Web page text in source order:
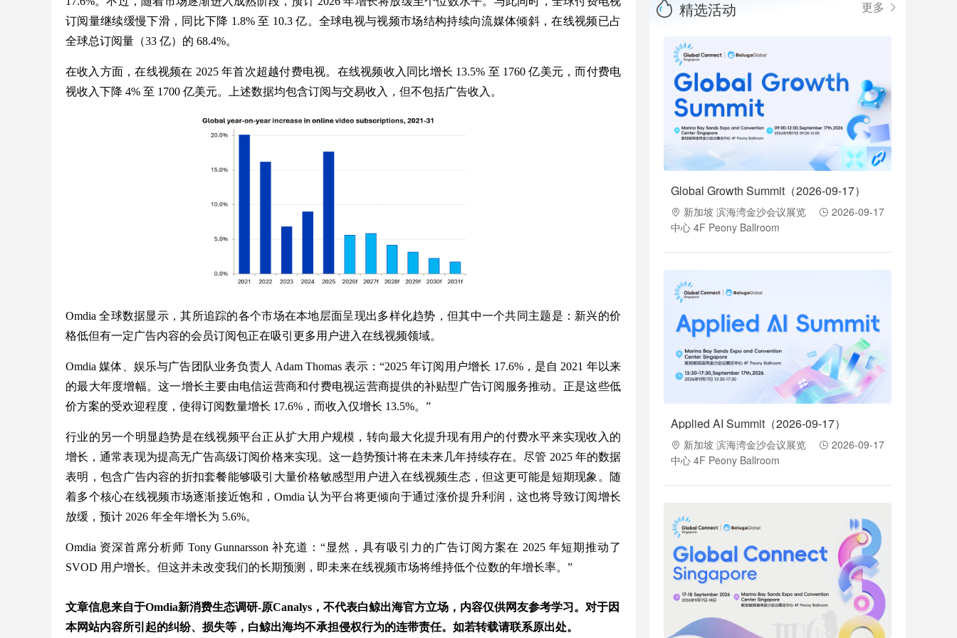
订阅量继续缓慢下滑，同比下降 1.8% 至 10.3 亿。全球电视与视频市场结构持续向流媒体倾斜，在线视频已占
全球总订阅量（33 亿）的 68.4%。
在收入方面，在线视频在 2025 年首次超越付费电视。在线视频收入同比增长 13.5% 至 1760 亿美元，而付费电
视收入下降 4% 至 1700 亿美元。上述数据均包含订阅与交易收入，但不包括广告收入。
Omdia 全球数据显示，其所追踪的各个市场在本地层面呈现出多样化趋势，但其中一个共同主题是：新兴的价
格低但有一定广告内容的会员订阅包正在吸引更多用户进入在线视频领域。
Omdia 媒体、娱乐与广告团队业务负责人 Adam Thomas 表示：“2025 年订阅用户增长 17.6%，是自 2021 年以来
的最大年度增幅。这一增长主要由电信运营商和付费电视运营商提供的补贴型广告订阅服务推动。正是这些低
价方案的受欢迎程度，使得订阅数量增长 17.6%，而收入仅增长 13.5%。”
行业的另一个明显趋势是在线视频平台正从扩大用户规模，转向最大化提升现有用户的付费水平来实现收入的
增长，通常表现为提高无广告高级订阅价格来实现。这一趋势预计将在未来几年持续存在。尽管 2025 年的数据
表明，包含广告内容的折扣套餐能够吸引大量价格敏感型用户进入在线视频生态，但这更可能是短期现象。随
着多个核心在线视频市场逐渐接近饱和，Omdia 认为平台将更倾向于通过涨价提升利润，这也将导致订阅增长
放缓，预计 2026 年全年增长为 5.6%。
Omdia 资深首席分析师 Tony Gunnarsson 补充道：“显然，具有吸引力的广告订阅方案在 2025 年短期推动了
SVOD 用户增长。但这并未改变我们的长期预测，即未来在线视频市场将维持低个位数的年增长率。”
文章信息来自于Omdia新消费生态调研-原Canalys，不代表白鲸出海官方立场，内容仅供网友参考学习。对于因
本网站内容所引起的纠纷、损失等，白鲸出海均不承担侵权行为的连带责任。如若转载请联系原出处。
精选活动 更多
Global Growth Summit（2026-09-17）
新加坡 滨海湾金沙会议展览
中心 4F Peony Ballroom
2026-09-17
Applied AI Summit（2026-09-17）
新加坡 滨海湾金沙会议展览
中心 4F Peony Ballroom
2026-09-17